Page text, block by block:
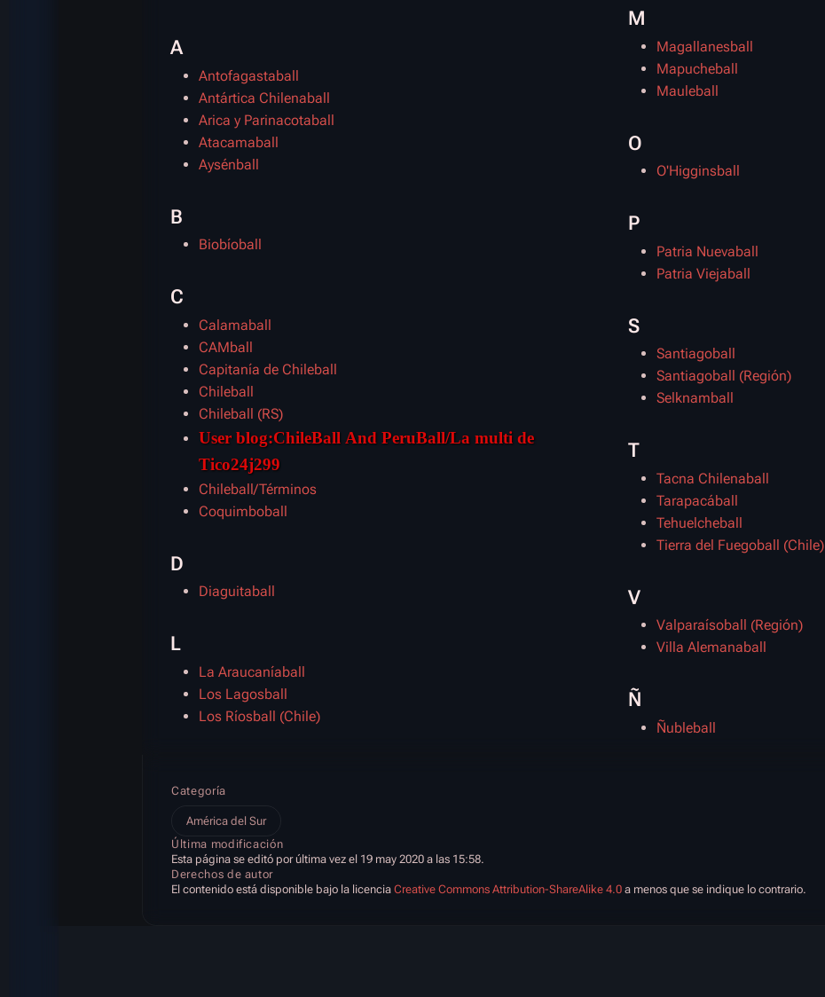
A
Antofagastaball
Antártica Chilenaball
Arica y Parinacotaball
Atacamaball
Aysénball
B
Biobíoball
C
Calamaball
CAMball
Capitanía de Chileball
Chileball
Chileball (RS)
User blog:ChileBall And PeruBall/La multi de
Tico24j299
Chileball/Términos
Coquimboball
D
Diaguitaball
L
La Araucaníaball
Los Lagosball
Los Ríosball (Chile)
M
Magallanesball
Mapucheball
Mauleball
O
O'Higginsball
P
Patria Nuevaball
Patria Viejaball
S
Santiagoball
Santiagoball (Región)
Selknamball
T
Tacna Chilenaball
Tarapacáball
Tehuelcheball
Tierra del Fuegoball (Chile)
V
Valparaísoball (Región)
Villa Alemanaball
Ñ
Ñubleball
Categoría
América del Sur
Última modificación
Esta página se editó por última vez el 19 may 2020 a las 15:58.
Derechos de autor
El contenido está disponible bajo la licencia Creative Commons Attribution-ShareAlike 4.0 a menos que se indique lo contrario.